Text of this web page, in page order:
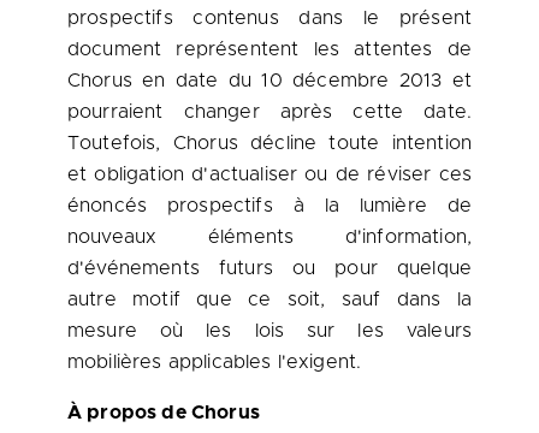
prospectifs contenus dans le présent
document représentent les attentes de
Chorus en date du 10 décembre 2013 et
pourraient changer après cette date.
Toutefois, Chorus décline toute intention
et obligation d'actualiser ou de réviser ces
énoncés prospectifs à la lumière de
nouveaux éléments d'information,
d'événements futurs ou pour quelque
autre motif que ce soit, sauf dans la
mesure où les lois sur les valeurs
mobilières applicables l'exigent.
À propos de Chorus